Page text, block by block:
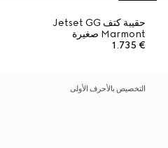
حقيبة كتف Jetset GG
Marmont صغيرة
€ 1.735
التخصيص بالأحرف الأولى